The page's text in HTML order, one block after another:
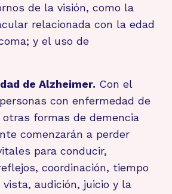
de la visión, como la
relacionada con la edad
y el uso de
de Alzheimer. Con el
con enfermedad de
formas de demencia
comenzarán a perder
para conducir,
coordinación, tiempo
vista, audición, juicio y la